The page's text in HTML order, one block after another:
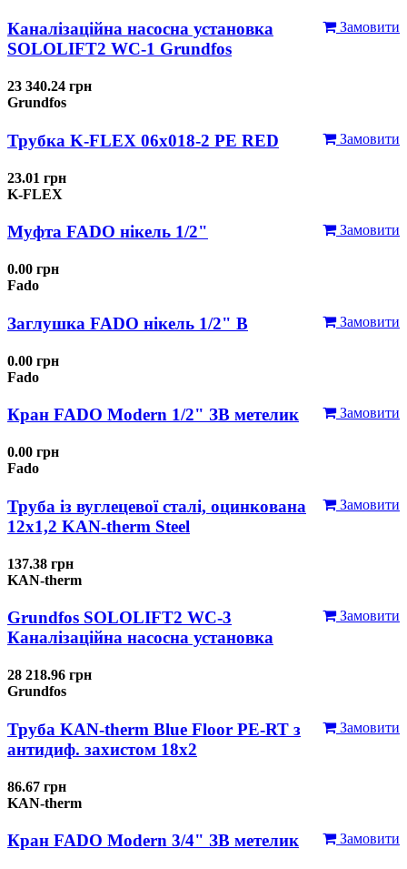
Замовити
Каналізаційна насосна установка
SOLOLIFT2 WC-1 Grundfos
23 340.24 грн
Grundfos
Замовити
Трубка K-FLEX 06x018-2 РЕ RED
23.01 грн
K-FLEX
Замовити
Муфта FADO нікель 1/2"
0.00 грн
Fado
Замовити
Заглушка FADO нікель 1/2" В
0.00 грн
Fado
Замовити
Кран FADO Modern 1/2" ЗВ метелик
0.00 грн
Fado
Замовити
Труба із вуглецевої сталі, оцинкована
12x1,2 KAN-therm Steel
137.38 грн
KAN-therm
Замовити
Grundfos SOLOLIFT2 WC-3
Каналізаційна насосна установка
28 218.96 грн
Grundfos
Замовити
Труба KAN-therm Blue Floor PE-RT з
антидиф. захистом 18х2
86.67 грн
KAN-therm
Замовити
Кран FADO Modern 3/4" ЗВ метелик